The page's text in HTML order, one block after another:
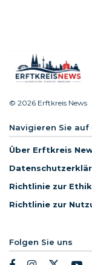
© 2026 Erftkreis News
Navigieren Sie auf
Über Erftkreis
Richtlinie zur
Richtlinie zur
Folgen Sie uns